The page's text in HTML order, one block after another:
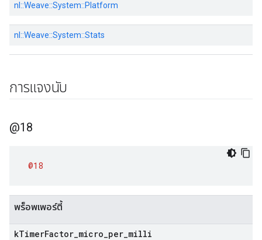
nl::Weave::System::Platform
nl::Weave::System::Stats
การแจงนับ
@18
@18
พร็อพเพอร์ตี้
kTimerFactor micro per milli